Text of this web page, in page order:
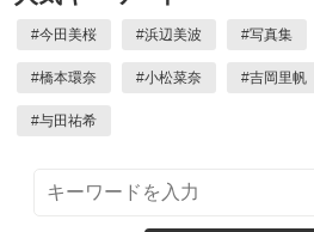
#今田美桜 #浜辺美波 #写真集
#橋本環奈 #小松菜奈 #吉岡里帆
#与田祐希